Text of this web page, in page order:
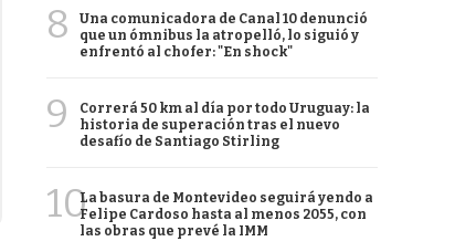
8
Una comunicadora de Canal 10 denunció
que un ómnibus la atropelló, lo siguió y
enfrentó al chofer: "En shock"
9
Correrá 50 km al día por todo Uruguay: la
historia de superación tras el nuevo
desafío de Santiago Stirling
10La basura de Montevideo seguirá yendo a
Felipe Cardoso hasta al menos 2055, con
las obras que prevé la IMM